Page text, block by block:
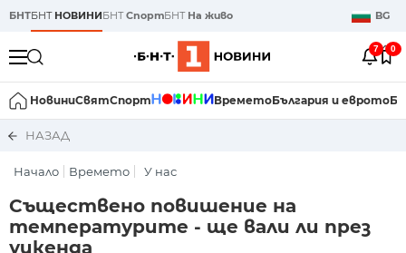
БНТБНТ НОВИНИБНТСпортБНТ На живо BG
7 0
НовиниСвятСпорт ВреметоБългария и еврото
НАЗАД
Начало Времето У нас
Съществено повишение на
температурите - ще вали ли през
уикенда